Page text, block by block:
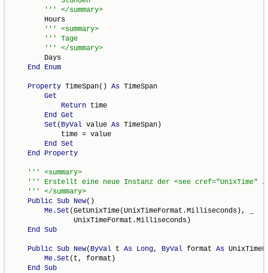
        Hours
        Days
End Enum
Property TimeSpan() As TimeSpan
Get
Return time
End Get
Set ( ByVal value As TimeSpan)
            time = value
End Set
End Property
Public Sub New()
Me.Set (GetUnixTime(UnixTimeFormat.Milliseconds), _
               UnixTimeFormat.Milliseconds)
End Sub
Public Sub New( ByVal t As Long, ByVal format As
Me.Set (t, format)
End Sub